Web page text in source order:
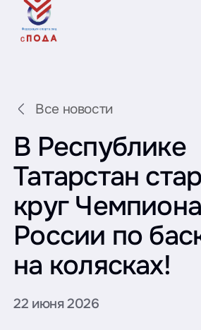
Все новости
В Республике
Татарстан
круг
России по
на колясках!
22 июня 2026